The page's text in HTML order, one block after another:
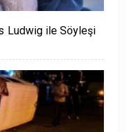
Ludwig ile Söyleşi